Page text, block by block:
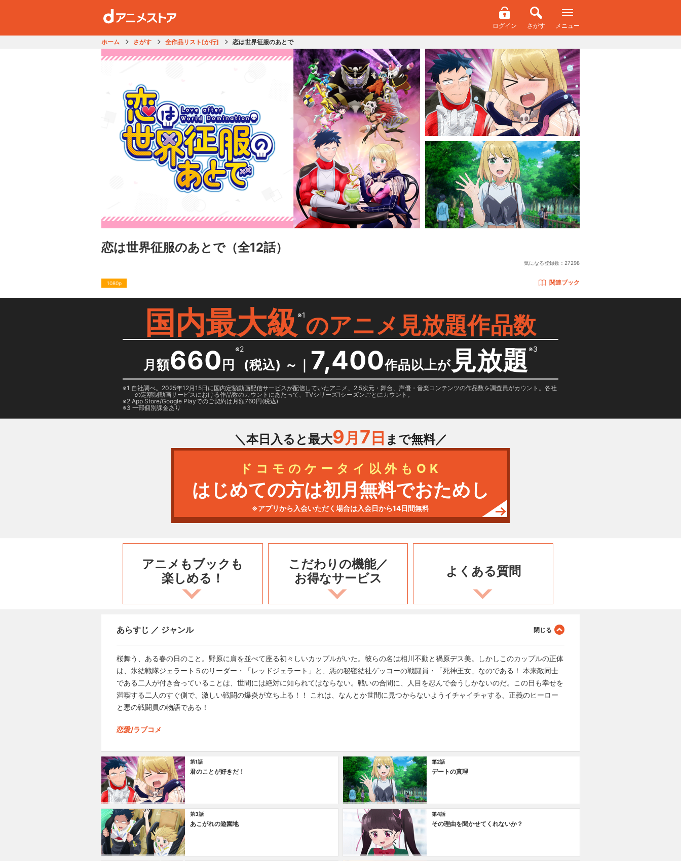
ログイン さがす メニュー
ホーム さがす 全作品リスト[か行] 恋は世界征服のあとで
恋は世界征服のあとで（全12話）
気になる登録数： 27298
1080p 関連ブック
国内最大級 ※1のアニメ見放題作品数
月額660 円
※2
(税込) ～ ｜ 7,400作品以上が 見放題※3
1 自社調べ。2025年12月15日に国内定額動画配信サービスが配信していたアニメ、2.5次元・舞台、声優・音楽コンテンツの作品数を調査員がカウント。各社
の定額制動画サービスにおける作品数のカウントにあたって、TVシリーズ1シーズンごとにカウント。
2 App Store/Google Playでのご契約は月額760円(税込)
3 一部個別課金あり
＼本日入ると最大9月 7 日 まで無料／
ドコモのケータイ以外もOK
はじめての方は初月無料でおためし
※アプリから入会いただく場合は入会日から14日間無料
アニメもブックも
楽しめる！
こだわりの機能／
お得なサービス
よくある質問
あらすじ ／ ジャンル
桜舞う、ある春の日のこと。野原に肩を並べて座る初々しいカップルがいた。彼らの名は相川不動と禍原デス美。しかしこのカップルの正体
は、氷結戦隊ジェラート５のリーダー・「レッドジェラート」と、悪の秘密結社ゲッコーの戦闘員・「死神王女」なのである！ 本来敵同士
である二人が付き合っていることは、世間には絶対に知られてはならない。戦いの合間に、人目を忍んで会うしかないのだ。この日も幸せを
満喫する二人のすぐ側で、激しい戦闘の爆炎が立ち上る！！ これは、なんとか世間に見つからないようイチャイチャする、正義のヒーロー
と悪の戦闘員の物語である！
恋愛/ラブコメ
第1話
君のことが好きだ！
第2話
デートの真理
第3話
あこがれの遊園地
第4話
その理由を聞かせてくれないか？